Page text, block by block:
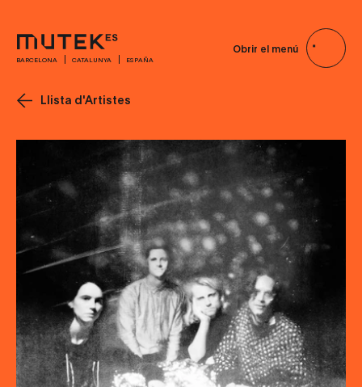
BARCELONA CATALUNYA ESPAÑA
Obrir el menú
Llista d'Artistes